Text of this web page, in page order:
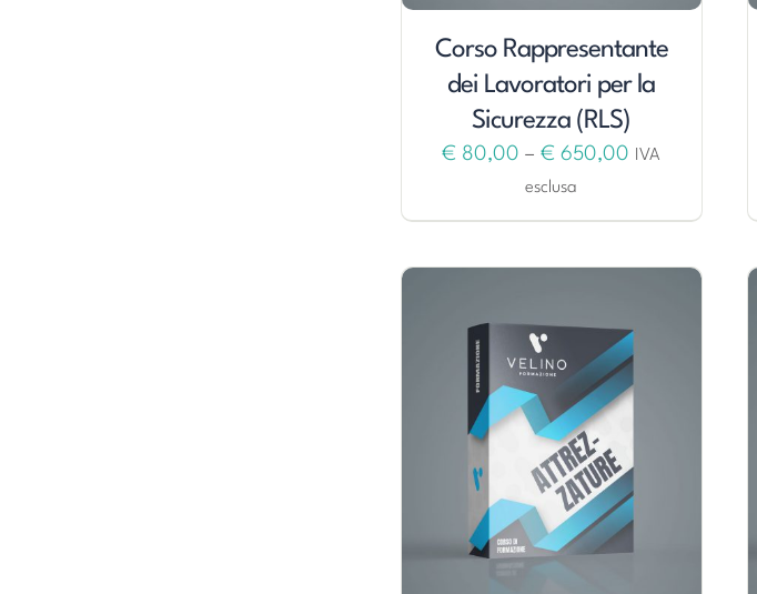
Corso Rappresentante
dei Lavoratori per la
Sicurezza (RLS)
€ 80,00 –€ 650,00
IVA
esclusa